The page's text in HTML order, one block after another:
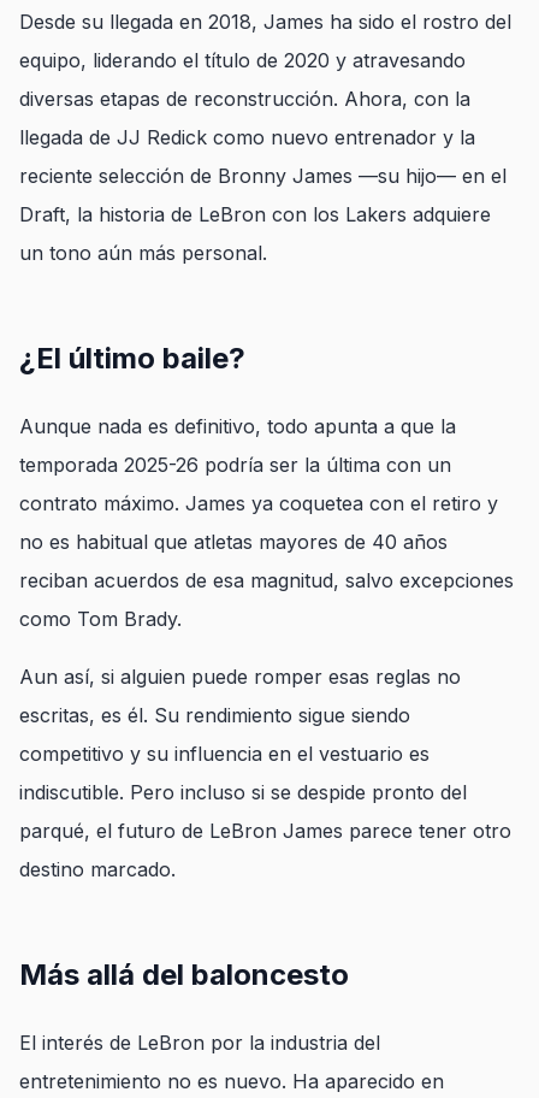
Desde su llegada en 2018, James ha sido el rostro del
equipo, liderando el título de 2020 y atravesando
diversas etapas de reconstrucción. Ahora, con la
llegada de JJ Redick como nuevo entrenador y la
reciente selección de Bronny James —su hijo— en el
Draft, la historia de LeBron con los Lakers adquiere
un tono aún más personal.
¿El último baile?
Aunque nada es definitivo, todo apunta a que la
temporada 2025-26 podría ser la última con un
contrato máximo. James ya coquetea con el retiro y
no es habitual que atletas mayores de 40 años
reciban acuerdos de esa magnitud, salvo excepciones
como Tom Brady.
Aun así, si alguien puede romper esas reglas no
escritas, es él. Su rendimiento sigue siendo
competitivo y su influencia en el vestuario es
indiscutible. Pero incluso si se despide pronto del
parqué, el futuro de LeBron James parece tener otro
destino marcado.
Más allá del baloncesto
El interés de LeBron por la industria del
entretenimiento no es nuevo. Ha aparecido en